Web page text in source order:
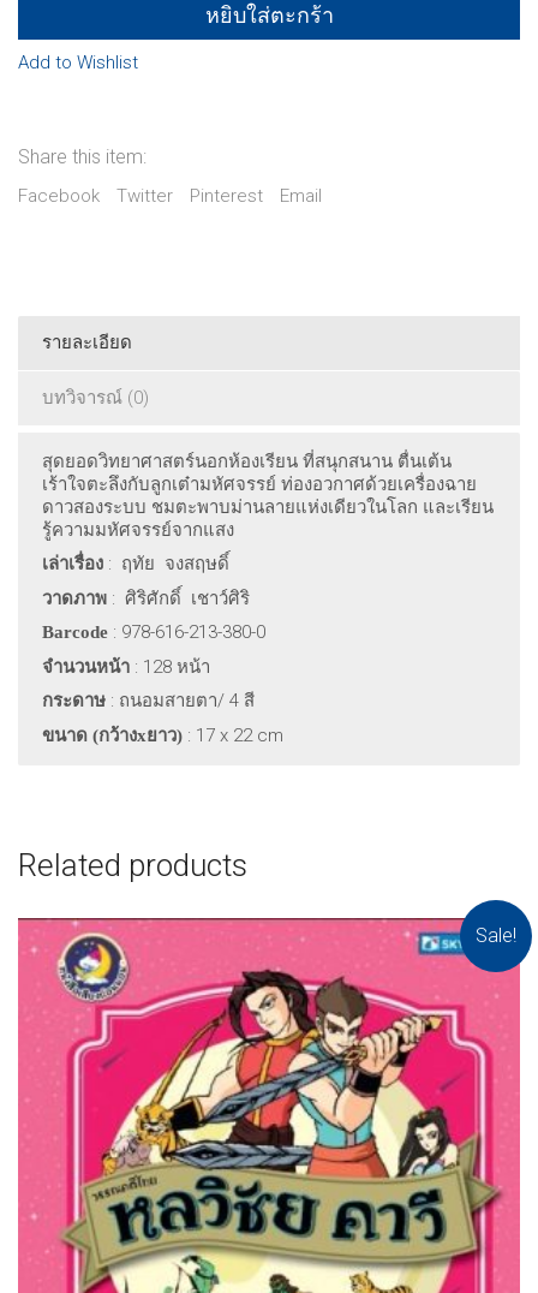
ตะลุย
หยิบใส่ตะกร้า
Add to Wishlist
Share this item:
Facebook Twitter Pinterest Email
รายละเอียด
บทวิจารณ์ (0)
สุดยอดวิทยาศาสตร์นอกห้องเรียน ที่สนุกสนาน ตื่นเต้น
เร้าใจตะลึงกับลูกเต๋ามหัศจรรย์ ท่องอวกาศด้วยเครื่องฉาย
ดาวสองระบบ ชมตะพาบม่านลายแห่งเดียวในโลก และเรียน
รู้ความมหัศจรรย์จากแสง
เล่าเรื่อง : ฤทัย จงสฤษดิ์
วาดภาพ : ศิริศักดิ์ เชาว์ศิริ
Barcode : 978-616-213-380-0
จำนวนหน้า : 128 หน้า
กระดาษ : ถนอมสายตา/ 4 สี
ขนาด (กว้างxยาว) : 17 x 22 cm
Related products
Sale!